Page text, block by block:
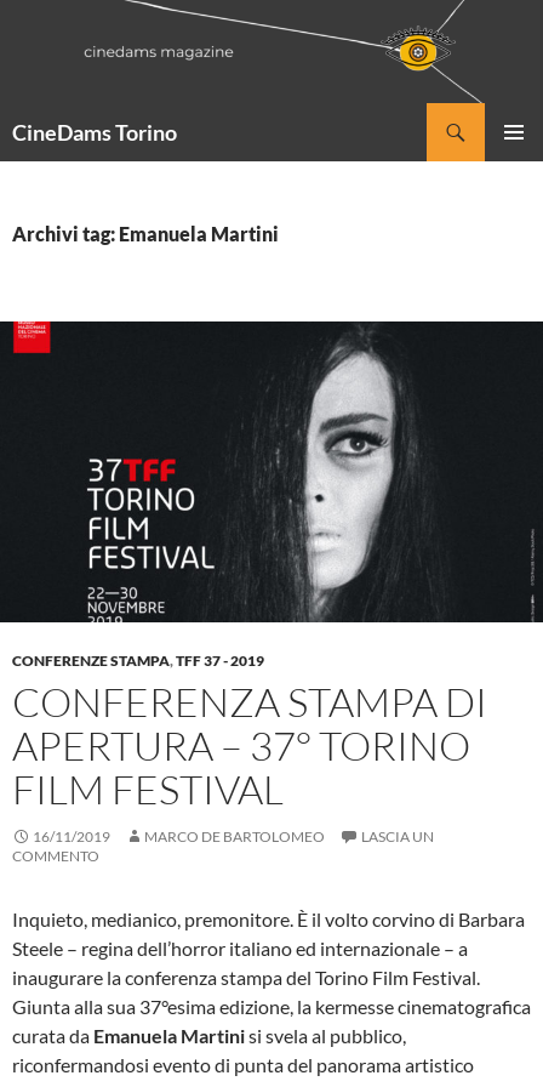
CineDams Torino
Archivi tag: Emanuela Martini
CONFERENZE STAMPA,TFF 37 - 2019
CONFERENZA STAMPA DI
APERTURA – 37° TORINO
FILM FESTIVAL
16/11/2019 MARCO DE BARTOLOMEO
LASCIA UN
COMMENTO
Inquieto, medianico, premonitore. È il volto corvino di Barbara
Steele – regina dell’horror italiano ed internazionale – a
inaugurare la conferenza stampa del Torino Film Festival.
Giunta alla sua 37°esima edizione, la kermesse cinematografica
curata da Emanuela Martinisi svela al pubblico,
riconfermandosi evento di punta del panorama artistico